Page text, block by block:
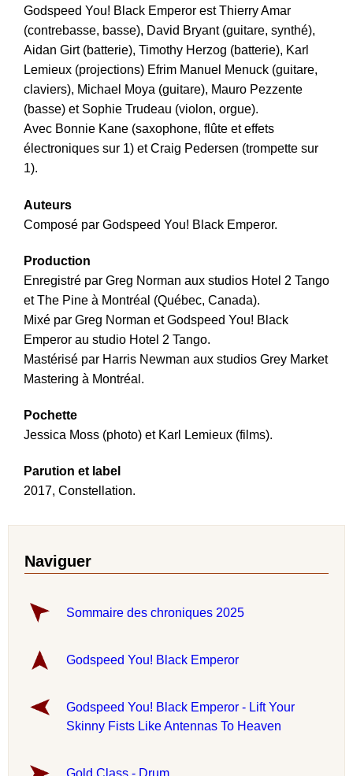
Godspeed You! Black Emperor est Thierry Amar
(contrebasse, basse), David Bryant (guitare, synthé),
Aidan Girt (batterie), Timothy Herzog (batterie), Karl
Lemieux (projections) Efrim Manuel Menuck (guitare,
claviers), Michael Moya (guitare), Mauro Pezzente
(basse) et Sophie Trudeau (violon, orgue).
Avec Bonnie Kane (saxophone, flûte et effets
électroniques sur 1) et Craig Pedersen (trompette sur
1).
Auteurs
Composé par Godspeed You! Black Emperor.
Production
Enregistré par Greg Norman aux studios Hotel 2 Tango
et The Pine à Montréal (Québec, Canada).
Mixé par Greg Norman et Godspeed You! Black
Emperor au studio Hotel 2 Tango.
Mastérisé par Harris Newman aux studios Grey Market
Mastering à Montréal.
Pochette
Jessica Moss (photo) et Karl Lemieux (films).
Parution et label
2017, Constellation.
Naviguer
Sommaire des chroniques 2025
Godspeed You! Black Emperor
Godspeed You! Black Emperor - Lift Your
Skinny Fists Like Antennas To Heaven